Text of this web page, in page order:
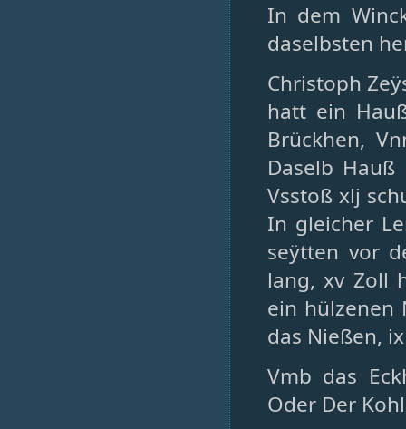
In dem
daselbsten
Christoph
hatt ein
Brückhen,
Daselb
Vsstoß xlj
In gleicher
seÿtten vor
lang, xv Zoll
ein hülzenen
das Nießen,
Vmb das
Oder Der